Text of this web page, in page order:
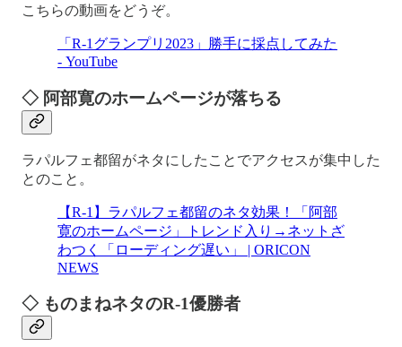
こちらの動画をどうぞ。
「R-1グランプリ2023」勝手に採点してみた
- YouTube
◇ 阿部寛のホームページが落ちる
ラパルフェ都留がネタにしたことでアクセスが集中した
とのこと。
【R-1】ラパルフェ都留のネタ効果！「阿部
寛のホームページ」トレンド入り→ネットざ
わつく「ローディング遅い」 | ORICON
NEWS
◇ ものまねネタのR-1優勝者